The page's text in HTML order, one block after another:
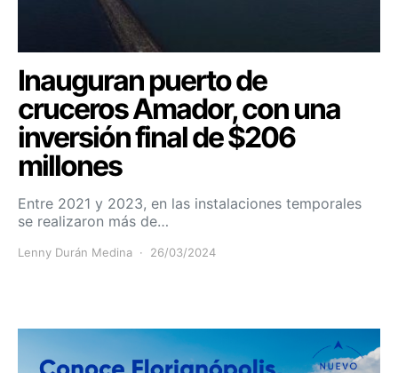
Inauguran puerto de
cruceros Amador, con una
inversión final de $206
millones
Entre 2021 y 2023, en las instalaciones temporales
se realizaron más de…
Lenny Durán Medina 26/03/2024